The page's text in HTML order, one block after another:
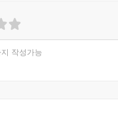
작성가능